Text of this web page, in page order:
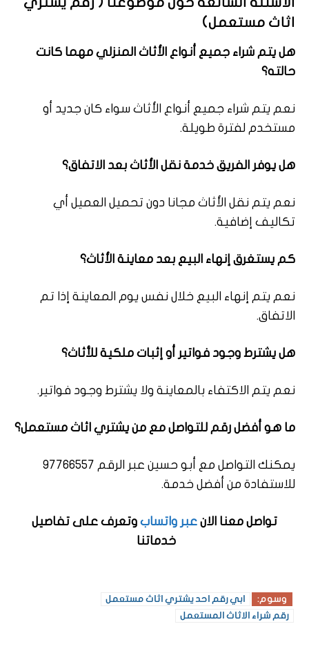
الأسئلة الشائعة حول موضوعنا ( رقم يشتري
اثاث مستعمل)
هل يتم شراء جميع أنواع الأثاث المنزلي مهما كانت
حالته؟
نعم يتم شراء جميع أنواع الأثاث سواء كان جديد أو
مستخدم لفترة طويلة.
هل يوفر الفريق خدمة نقل الأثاث بعد الاتفاق؟
نعم يتم نقل الأثاث مجانا دون تحميل العميل أي
تكاليف إضافية.
كم يستغرق إنهاء البيع بعد معاينة الأثاث؟
نعم يتم إنهاء البيع خلال نفس يوم المعاينة إذا تم
الاتفاق.
هل يشترط وجود فواتير أو إثبات ملكية للأثاث؟
نعم يتم الاكتفاء بالمعاينة ولا يشترط وجود فواتير.
ما هو أفضل رقم للتواصل مع من يشتري اثاث مستعمل؟
يمكنك التواصل مع أبو حسين عبر الرقم 97766557
للاستفادة من أفضل خدمة.
تواصل معنا الان عبر واتساب وتعرف على تفاصيل
خدماتنا
وسوم:
ابي رقم احد يشتري اثاث مستعمل
رقم شراء الاثاث المستعمل